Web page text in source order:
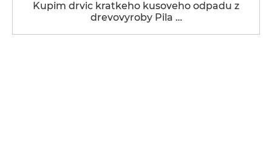
Kupim drvic kratkeho kusoveho odpadu z
drevovyroby Pila …